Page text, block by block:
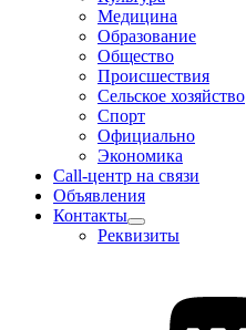
Медицина
Образование
Общество
Происшествия
Сельское хозяйство
Спорт
Официально
Экономика
Call-центр на связи
Объявления
Контакты
Реквизиты